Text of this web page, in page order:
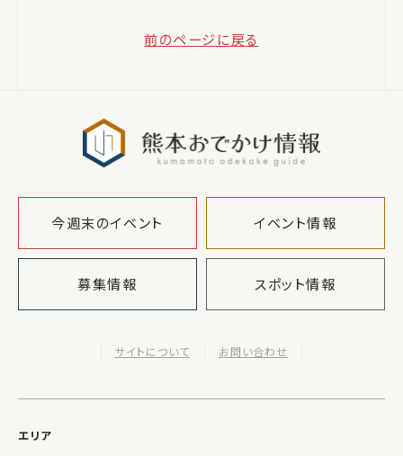
前のページに戻る
今週末のイベント イベント情報
募集情報 スポット情報
サイトについて お問い合わせ
エリア